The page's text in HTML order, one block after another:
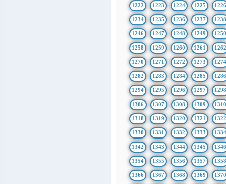
1222 1223 1224 1225 1226
1234 1235 1236 1237 1238
1246 1247 1248 1249 1250
1258 1259 1260 1261 1262
1270 1271 1272 1273 1274
1282 1283 1284 1285 1286
1294 1295 1296 1297 1298
1306 1307 1308 1309
1318 1319 1320 1321 1322
1330 1331 1332 1333 1334
1342 1343 1344 1345 1346
1354 1355 1356 1357 1358
1366 1367 1368 1369 1370